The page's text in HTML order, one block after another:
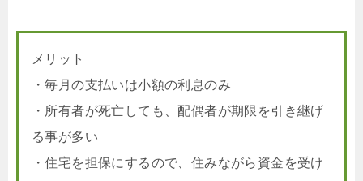
メリット
・毎月の支払いは小額の利息のみ
・所有者が死亡しても、配偶者が期限を引き継げ
る事が多い
・住宅を担保にするので、住みながら資金を受け